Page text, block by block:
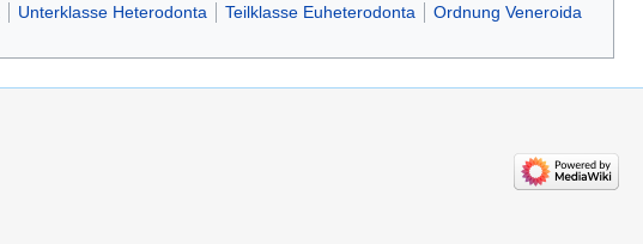
Unterklasse Heterodonta Teilklasse Euheterodonta
Ordnung Veneroida